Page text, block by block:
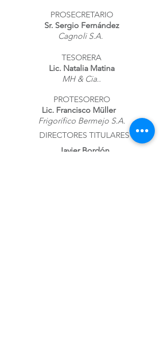
PROSECRETARIO
Sr. Sergio Fernández
Cagnoli S.A.
TESORERA
Lic. Natalia Matina
MH & Cia..
PROTESORERO
Lic. Francisco Müller
Frigorífico Bermejo S.A.
DIRECTORES TITULARES
Javier Bordón